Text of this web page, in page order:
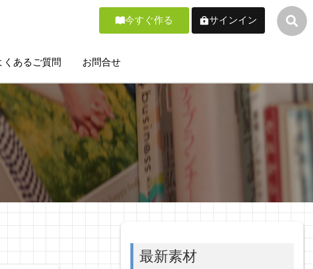
今すぐ作る サインイン
くあるご質問 お問合せ
最新素材